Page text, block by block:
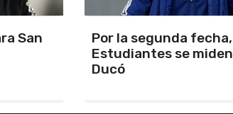
Boca y
en el
La cuarta fecha del
campeonato de
corre en Mar del Plata